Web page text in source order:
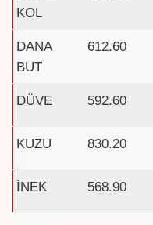
KOL
DANA
BUT
612.60
DÜVE 592.60
KUZU 830.20
İNEK 568.90